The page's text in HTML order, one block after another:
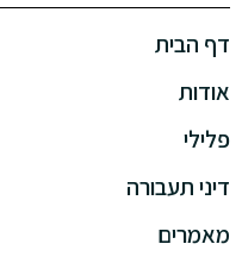
דף הבית
אודות
פלילי
דיני תעבורה
מאמרים